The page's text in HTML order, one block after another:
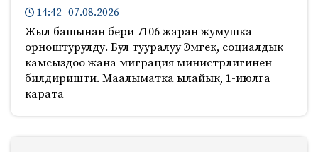
14:42 07.08.2026
Жыл башынан бери 7106 жаран жумушка
орноштурулду. Бул тууралуу Эмгек, социалдык
камсыздоо жана миграция министрлигинен
билдиришти. Маалыматка ылайык, 1-июлга
карата